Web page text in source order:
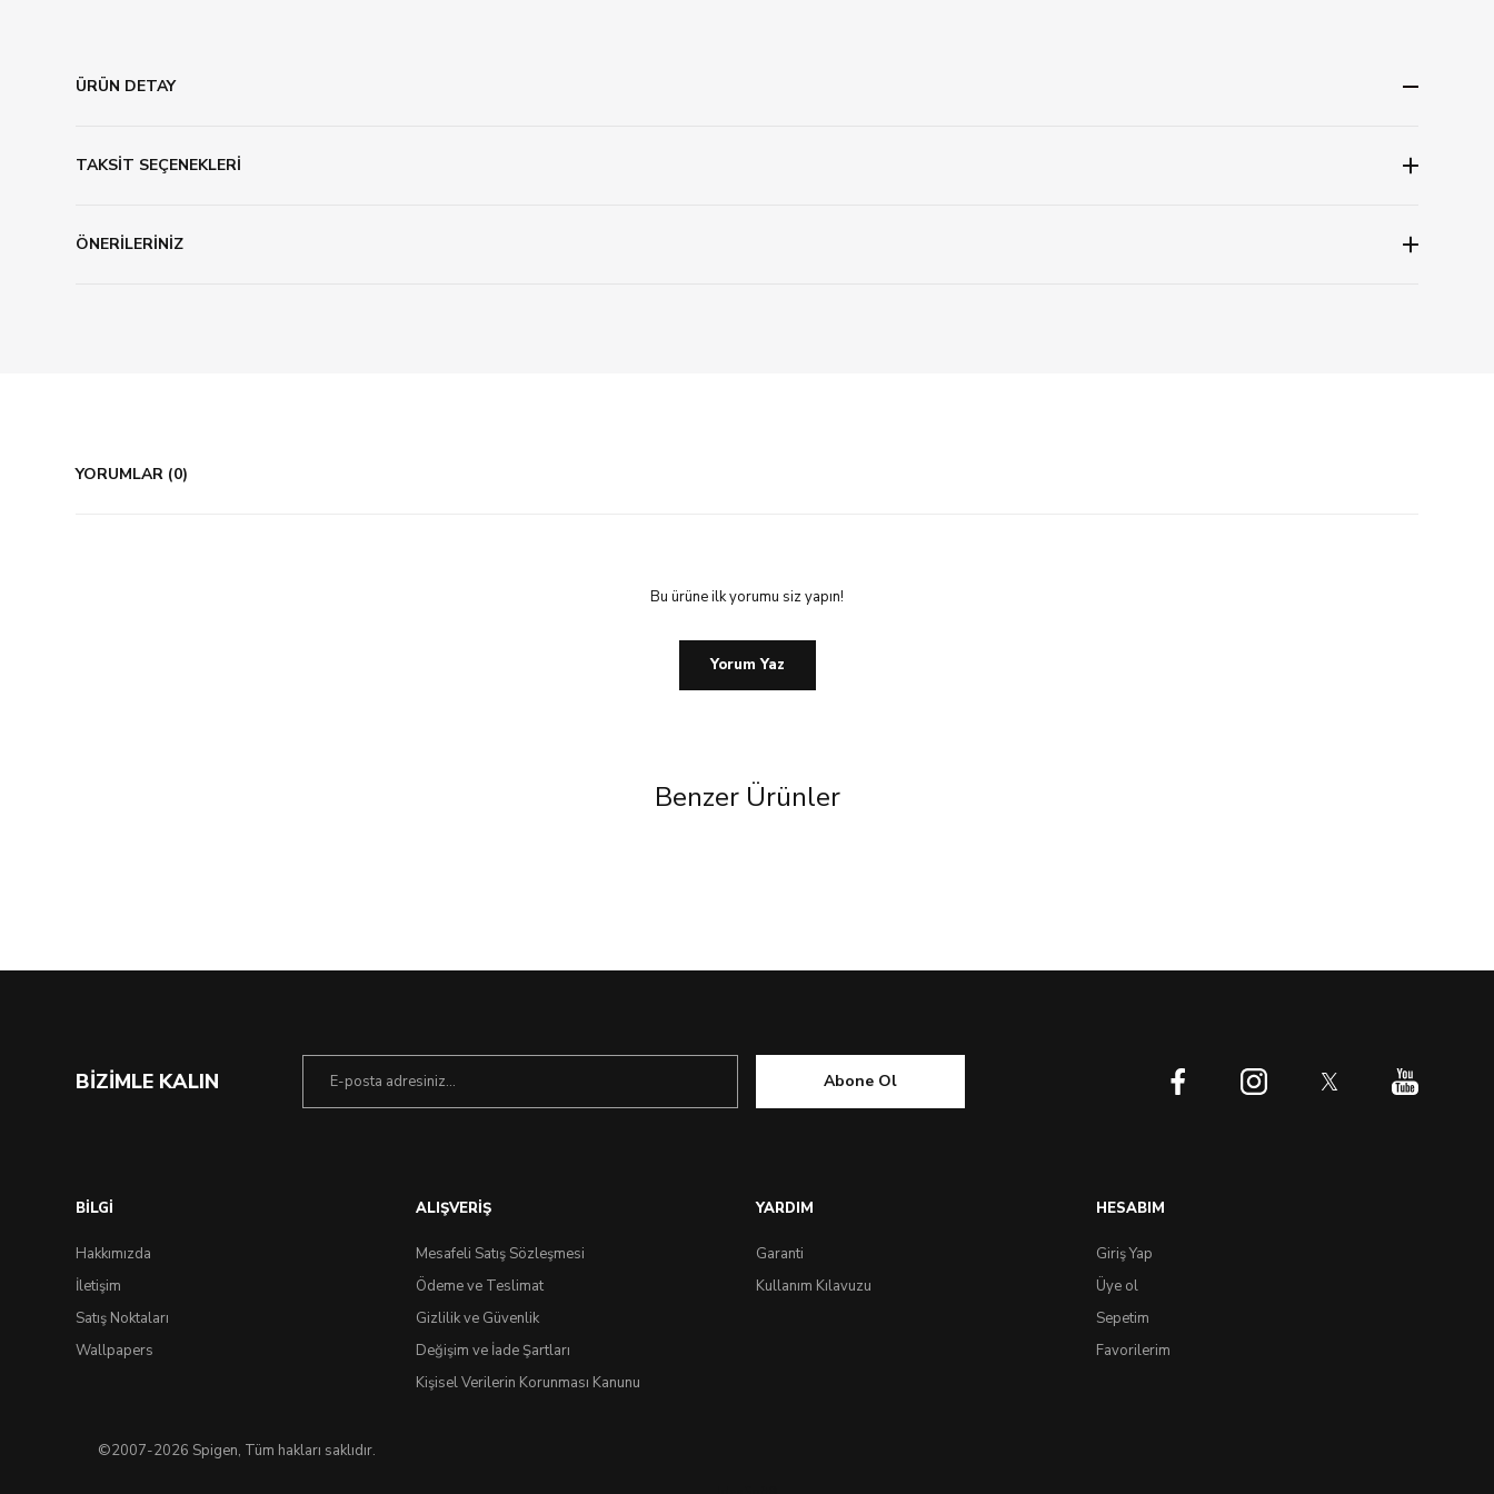
ÜRÜN DETAY
TAKSİT SEÇENEKLERİ
ÖNERİLERİNİZ
YORUMLAR (0)
Bu ürüne ilk yorumu siz yapın!
Yorum Yaz
Benzer Ürünler
BİZİMLE KALIN Abone Ol
BİLGİ
Hakkımızda
İletişim
Satış Noktaları
Wallpapers
ALIŞVERİŞ
Mesafeli Satış Sözleşmesi
Ödeme ve Teslimat
Gizlilik ve Güvenlik
Değişim ve İade Şartları
Kişisel Verilerin Korunması Kanunu
YARDIM
Garanti
Kullanım Kılavuzu
HESABIM
Giriş Yap
Üye ol
Sepetim
Favorilerim
©2007-2026 Spigen, Tüm hakları saklıdır.